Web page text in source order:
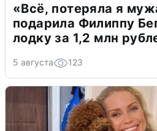
«Всё, потеряла я
подарила Филиппу
лодку за 1,2 млн
5 августа 123